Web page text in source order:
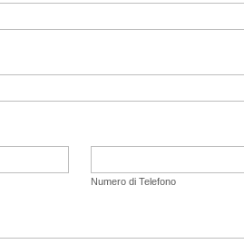
Numero di Telefono